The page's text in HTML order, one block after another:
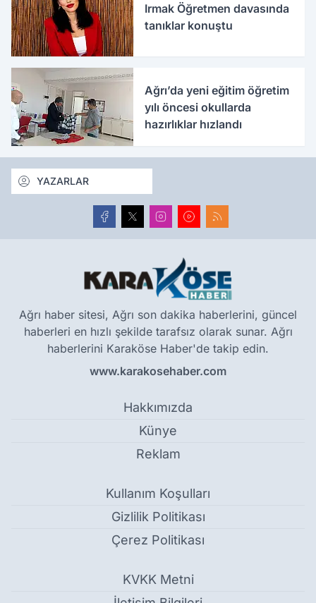
Irmak Öğretmen davasında
tanıklar konuştu
Ağrı’da yeni eğitim öğretim
yılı öncesi okullarda
hazırlıklar hızlandı
YAZARLAR
Ağrı haber sitesi, Ağrı son dakika haberlerini, güncel
haberleri en hızlı şekilde tarafsız olarak sunar. Ağrı
haberlerini Karaköse Haber'de takip edin.
www.karakosehaber.com
Hakkımızda
Künye
Reklam
Kullanım Koşulları
Gizlilik Politikası
Çerez Politikası
KVKK Metni